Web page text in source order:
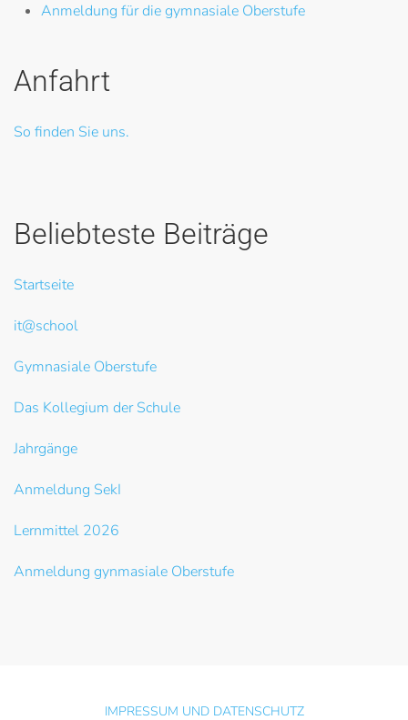
Anmeldung für die gymnasiale Oberstufe
Anfahrt
So finden Sie uns.
Beliebteste Beiträge
Startseite
it@school
Gymnasiale Oberstufe
Das Kollegium der Schule
Jahrgänge
Anmeldung SekI
Lernmittel 2026
Anmeldung gynmasiale Oberstufe
IMPRESSUM UND DATENSCHUTZ